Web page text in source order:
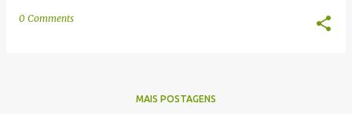
0 Comments
MAIS POSTAGENS